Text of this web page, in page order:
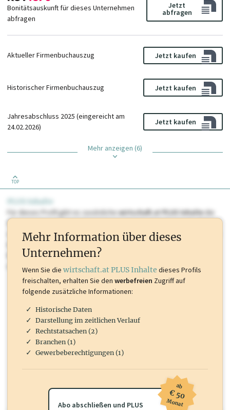
Bonitätsauskunft für dieses Unternehmen
abfragen
Jetzt
abfragen
Aktueller Firmenbuchauszug Jetzt kaufen
Historischer Firmenbuchauszug Jetzt kaufen
Jahresabschluss 2025 (eingereicht am
24.02.2026)
Jetzt kaufen
Mehr anzeigen (6)
TOP
PLUS Inhalte
Für dieses Profil gibt es zusätzlichewirtschaft.at PLUS Inhaltedie
Sie momentan nicht einsehen können. Schalten Sie dieses Profil frei
oder loggen Sie sich ein um diese Inhalte zu sehen. wirtschaft.at PLUS
Marken, Patente, Rechtstatsachen, OTS-Aussendungen, und viele
mehr.
Mehr Information über dieses
Unternehmen?
Wenn Sie die wirtschaft.at PLUS Inhalte dieses Profils
freischalten, erhalten Sie den werbefreien Zugriff auf
folgende zusätzliche Informationen:
Historische Daten
Darstellung im zeitlichen Verlauf
Rechtstatsachen (2)
Branchen (1)
Gewerbeberechtigungen (1)
Abo abschließen und PLUS
ab
€ 50
Monat